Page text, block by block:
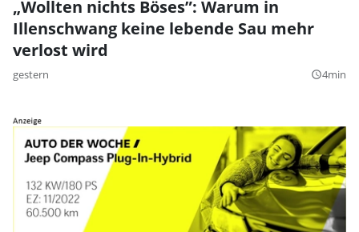
„Wollten nichts Böses”: Warum in
Illenschwang keine lebende Sau mehr
verlost wird
gestern query_builder4min